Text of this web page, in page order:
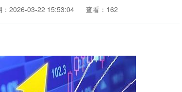
：2026-03-22 15:53:04 查看：162